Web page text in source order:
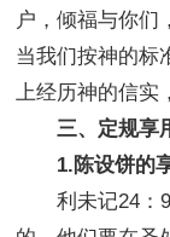
户，倾福与你们
当我们按神的标
上经历神的信实
三、定规享
1.陈设饼的
利未记24：9